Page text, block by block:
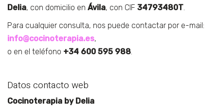
Delia, con domicilio en Ávila, con CIF 34793480T.
Para cualquier consulta, nos puede contactar por e-mail:
info@cocinoterapia.es,
o en el teléfono +34 600 595 988
Datos contacto web
Cocinoterapia by Delia